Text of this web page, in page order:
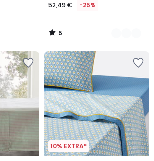
52,49 € -25%
5
/
10% EXTRA*